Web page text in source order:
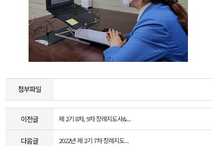
첨부파일
이전글 제 2기 8차, 9차 장례지도사&...
다음글 2022년 제 2기 7차 장례지도...